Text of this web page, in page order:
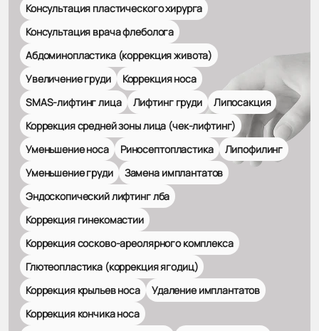
Консультация пластического хирурга
Консультация врача флеболога
Абдоминопластика (коррекция живота)
Увеличение груди
Коррекция носа
SMAS-лифтинг лица
Лифтинг груди
Липосакция
Коррекция средней зоны лица (чек-лифтинг)
Уменьшение носа
Риносептопластика
Липофилинг
Уменьшение груди
Замена имплантатов
Эндоскопический лифтинг лба
Коррекция гинекомастии
Коррекция сосково-ареолярного комплекса
Глютеопластика (коррекция ягодиц)
Коррекция крыльев носа
Удаление имплантатов
Коррекция кончика носа